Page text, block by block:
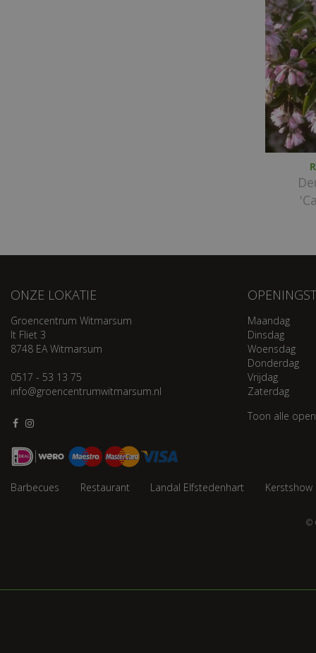
ONZE LOKATIE
Groencentrum Witmarsum
It Fliet 3
8748 EA Witmarsum
0517 - 53 13 75
info@groencentrumwitmarsum.nl
Maandag
Dinsdag
Woensdag
Donderdag
Vrijdag
Zaterdag
Toon alle
Barbecues Restaurant Landal Elfstedenhart Kerstshow
©